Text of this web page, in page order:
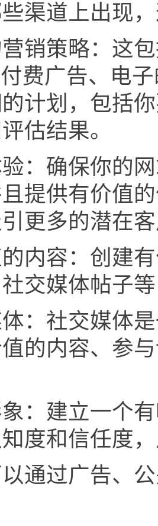
渠道上出现
销策略：这
付费广告、电
计划，包括
估结果。
：确保你的
提供有价值
更多的潜在
内容：创建
交媒体帖子
：社交媒体
的内容、参
：建立一个
度和信任度
通过广告、